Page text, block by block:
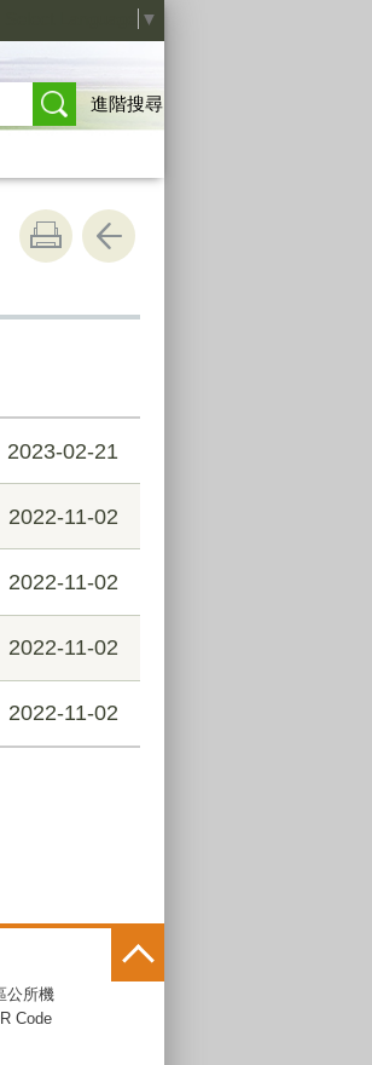
▼
進階搜尋
2023-02-21
2022-11-02
2022-11-02
2022-11-02
2022-11-02